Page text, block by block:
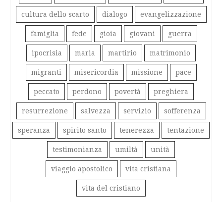
cultura dello scarto dialogo evangelizzazione
famiglia fede gioia giovani guerra
ipocrisia maria martirio matrimonio
migranti misericordia missione pace
peccato perdono povertà preghiera
resurrezione salvezza servizio sofferenza
speranza spirito santo tenerezza tentazione
testimonianza umiltà unità
viaggio apostolico vita cristiana
vita del cristiano